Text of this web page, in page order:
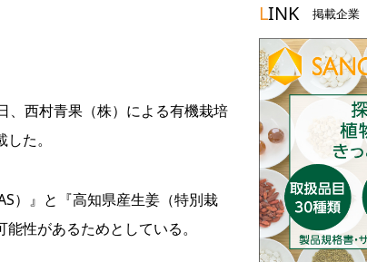
、西村青果（株）による有機栽培
た。
）』と『高知県産生姜（特別栽
性があるためとしている。
LINK 掲載企業